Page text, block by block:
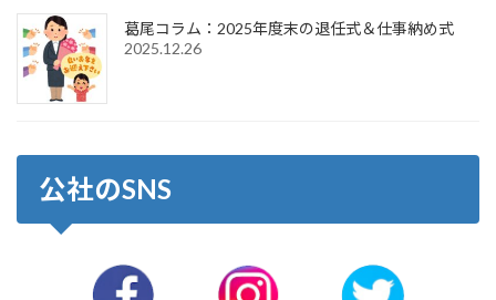
葛尾コラム：2025年度末の退任式＆仕事納め式
2025.12.26
公社のSNS